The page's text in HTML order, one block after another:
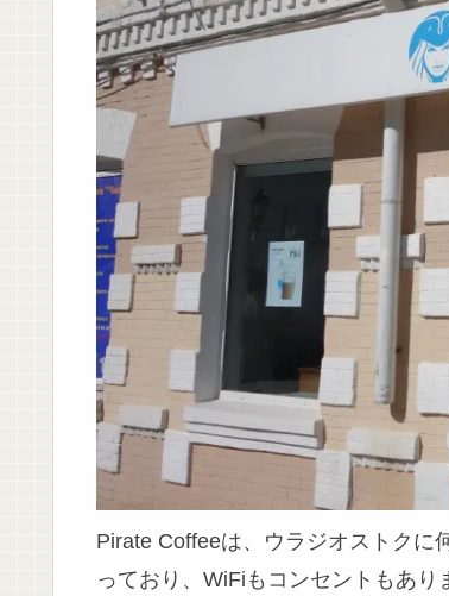
Pirate Coffeeは、ウラジオストクに
っており、WiFiもコンセントもあり